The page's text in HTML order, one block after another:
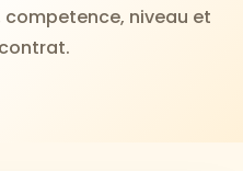
niveau et